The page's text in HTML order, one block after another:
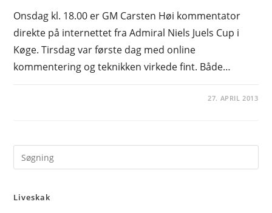
Onsdag kl. 18.00 er GM Carsten Høi kommentator
direkte på internettet fra Admiral Niels Juels Cup i
Køge. Tirsdag var første dag med online
kommentering og teknikken virkede fint. Både…
27. APRIL 2013
Liveskak